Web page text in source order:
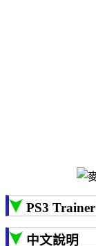
PS3
中文說明